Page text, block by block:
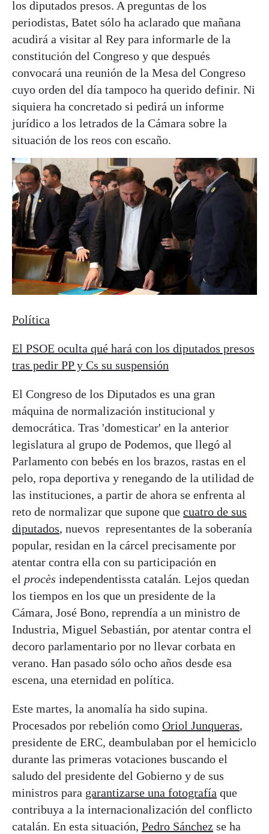
los diputados presos. A preguntas de los
periodistas, Batet sólo ha aclarado que mañana
acudirá a visitar al Rey para informarle de la
constitución del Congreso y que después
convocará una reunión de la Mesa del Congreso
cuyo orden del día tampoco ha querido definir. Ni
siquiera ha concretado si pedirá un informe
jurídico a los letrados de la Cámara sobre la
situación de los reos con escaño.
Política
El PSOE oculta qué hará con los diputados presos
tras pedir PP y Cs su suspensión
El Congreso de los Diputados es una gran
máquina de normalización institucional y
democrática. Tras 'domesticar' en la anterior
legislatura al grupo de Podemos, que llegó al
Parlamento con bebés en los brazos, rastas en el
pelo, ropa deportiva y renegando de la utilidad de
las instituciones, a partir de ahora se enfrenta al
reto de normalizar que supone que cuatro de sus
diputados, nuevos representantes de la soberanía
popular, residan en la cárcel precisamente por
atentar contra ella con su participación en
el procès independentissta catalán. Lejos quedan
los tiempos en los que un presidente de la
Cámara, José Bono, reprendía a un ministro de
Industria, Miguel Sebastián, por atentar contra el
decoro parlamentario por no llevar corbata en
verano. Han pasado sólo ocho años desde esa
escena, una eternidad en política.
Este martes, la anomalía ha sido supina.
Procesados por rebelión como Oriol Junqueras,
presidente de ERC, deambulaban por el hemiciclo
durante las primeras votaciones buscando el
saludo del presidente del Gobierno y de sus
ministros para garantizarse una fotografía que
contribuya a la internacionalización del conflicto
catalán. En esta situación, Pedro Sánchez se ha